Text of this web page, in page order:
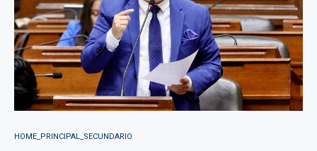
HOME_PRINCIPAL_SECUNDARIO